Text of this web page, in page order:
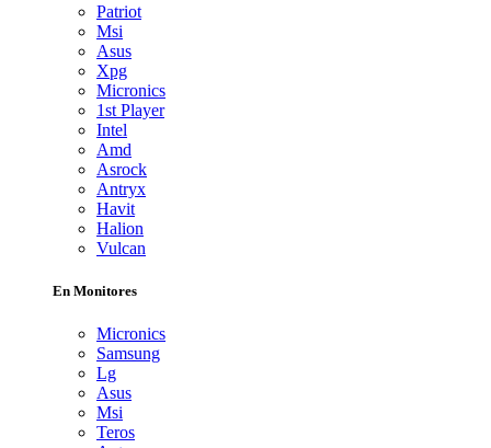
Patriot
Msi
Asus
Xpg
Micronics
1st Player
Intel
Amd
Asrock
Antryx
Havit
Halion
Vulcan
En Monitores
Micronics
Samsung
Lg
Asus
Msi
Teros